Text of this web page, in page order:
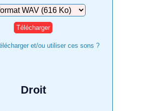
et/ou utiliser ces sons ?
Droit